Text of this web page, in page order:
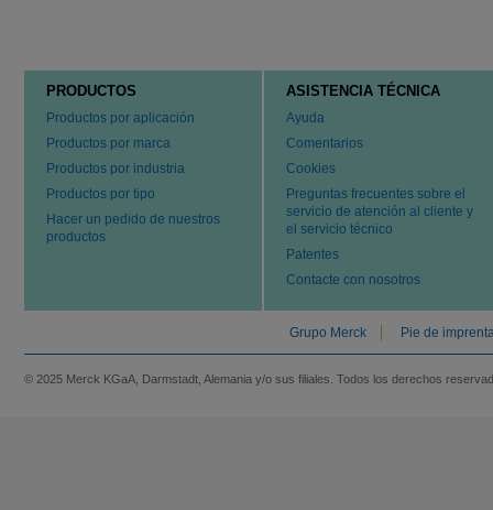
PRODUCTOS
Productos por aplicación
Productos por marca
Productos por industria
Productos por tipo
Hacer un pedido de nuestros
productos
ASISTENCIA TÉCNICA
Ayuda
Comentarios
Cookies
Preguntas frecuentes sobre el
servicio de atención al cliente y
el servicio técnico
Patentes
Contacte con nosotros
Grupo Merck Pie de
© 2025 Merck KGaA, Darmstadt, Alemania y/o sus filiales. Todos los derechos